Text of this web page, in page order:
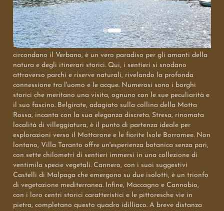
Orfano
Le Gemme Nascoste del Verbano: Lago di Mergozzo e
Dintorni
La regione piemontese, con i suoi specchi d'acqua che
circondano il Verbano, è un vero paradiso per gli amanti della
natura e degli itinerari storici. Qui, i sentieri si snodano
attraverso parchi e riserve naturali, rivelando la profonda
connessione tra l'uomo e le acque. Numerosi sono i borghi
storici che meritano una visita, ognuno con le sue peculiarità e
il suo fascino. Belgirate, adagiato sulla collina della Motta
Rossa, incanta con la sua eleganza discreta. Stresa, rinomata
località di villeggiatura, è il punto di partenza ideale per
esplorazioni verso il Mottarone e le fiorite Isole Borromee. Non
lontano, Villa Taranto offre un'esperienza botanica senza pari,
con sette chilometri di sentieri immersi in una collezione di
ventimila specie vegetali. Cannero, con i suoi suggestivi
Castelli di Malpaga che emergono su due isolotti, è un trionfo
di vegetazione mediterranea. Infine, Maccagno e Cannobio,
con i loro centri storici caratteristici e le pittoresche vie in
pietra, completano questo quadro idilliaco. A breve distanza